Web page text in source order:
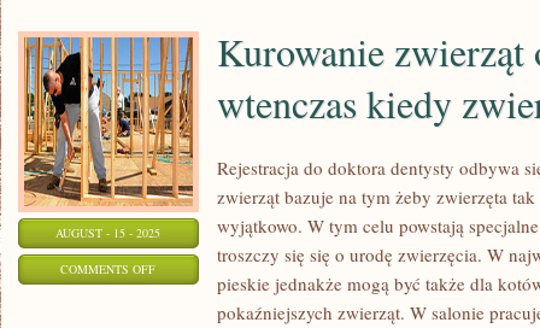
AUGUST - 15 - 2025
COMMENTS OFFON
KUROWANIE
Kurowanie zwierząt
wtenczas kiedy
Rejestracja do doktora dentysty odbywa
zwierząt bazuje na tym żeby zwierzęta
wyjątkowo. W tym celu powstają
troszczy się się o urodę zwierzęcia. W
pieskie jednakże mogą być także dla
pokaźniejszych zwierząt. W salonie